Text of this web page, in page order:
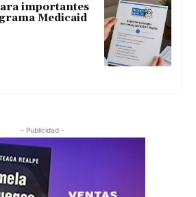
importantes
Medicaid
- Publicidad -